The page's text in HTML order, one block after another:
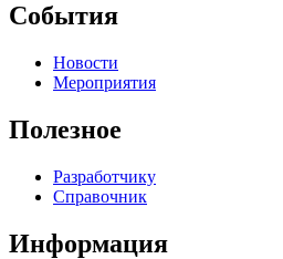
События
Новости
Мероприятия
Полезное
Разработчику
Справочник
Информация